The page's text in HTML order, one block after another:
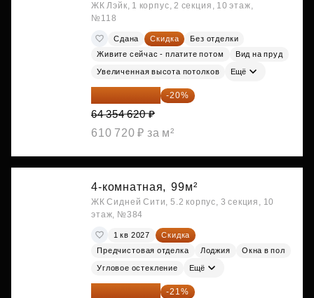
ЖК Лэйк, 1 корпус, 2 секция, 10 этаж,
№118
Сдана Скидка
Без отделки
Живите сейчас - платите потом
Вид на пруд
Увеличенная высота потолков Ещё
51 483 696 ₽ -20%
64 354 620 ₽
610 720 ₽ за м²
4-комнатная, 99м²
ЖК Сидней Сити, 5.2 корпус, 3 секция, 10
этаж, №384
1 кв 2027
Скидка
Предчистовая отделка
Лоджия Окна в пол
Угловое остекление Ещё
59 001 624 ₽ -21%